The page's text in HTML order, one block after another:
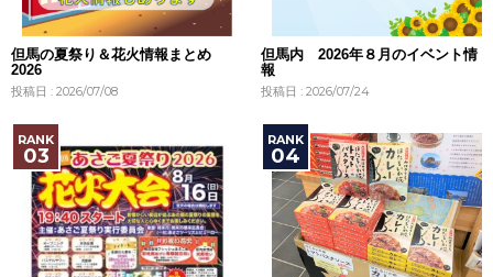
但馬の夏祭り＆花火情報まとめ
2026
投稿日 : 2026/07/08
但馬内 2026年８月のイベント情
報
投稿日 : 2026/07/24